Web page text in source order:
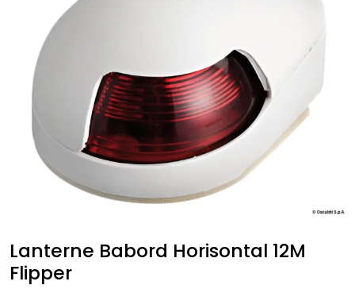
Lanterne Babord Horisontal 12M
Flipper
VVS
Motor/Styring
Fortøyning
Fritid/Sikkerhet
Seil